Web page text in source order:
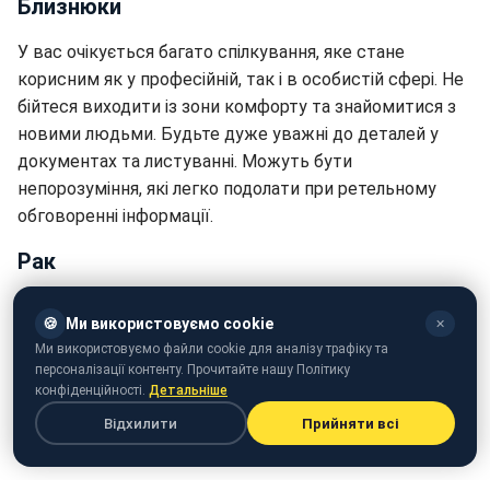
Близнюки
У вас очікується багато спілкування, яке стане
корисним як у професійній, так і в особистій сфері. Не
бійтеся виходити із зони комфорту та знайомитися з
новими людьми. Будьте дуже уважні до деталей у
документах та листуванні. Можуть бути
непорозуміння, які легко подолати при ретельному
обговоренні інформації.
Рак
житті. Стосунки з близькими вийдуть на новий рівень
розуміння та взаємоповаги. У роботі на вас чекають
виклики, які вимагатимуть винахідливості та вміння
швидко адаптуватися до змін. Не бійтеся попросити
допомоги у колег чи друзів.
🍪 Ми використовуємо cookie ✕
Ми використовуємо файли cookie для аналізу трафіку та
персоналізації контенту. Прочитайте нашу Політику
конфіденційності. Детальніше
Відхилити Прийняти всі